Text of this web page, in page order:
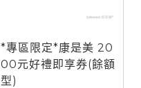
*專區限定*康是美 20
00元好禮即享券(餘額
型)